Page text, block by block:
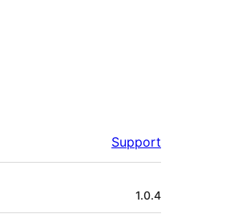
Support
1.0.4